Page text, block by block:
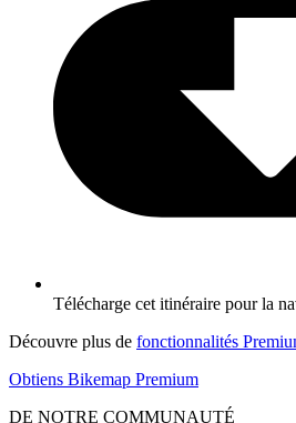
Télécharge cet itinéraire pour la
Découvre plus de fonctionnalités
Obtiens Bikemap Premium
DE NOTRE COMMUNAUTÉ